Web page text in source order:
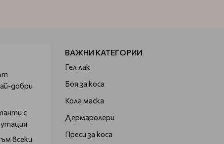
добри
с
всеки
ВАЖНИ КАТЕГОРИИ
Гел лак
Боя за коса
Кола маска
Дермаролери
Преси за коса